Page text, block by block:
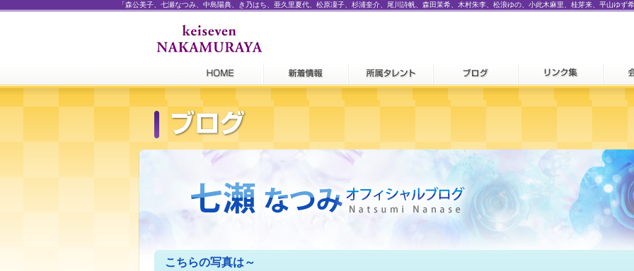
「森公美子、七瀬なつみ、中島陽典、き乃はち、亜久里夏代、松原凜子、杉浦奎介、尾川詩帆、森田茉希、木村朱李、松浪ゆの、小此木麻里、桂芽来、平山ゆず
こちらの写真は～